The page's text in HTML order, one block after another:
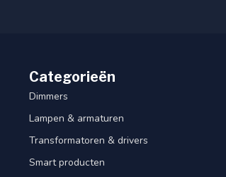
Categorieën
Dimmers
Lampen & armaturen
Transformatoren & drivers
Smart producten